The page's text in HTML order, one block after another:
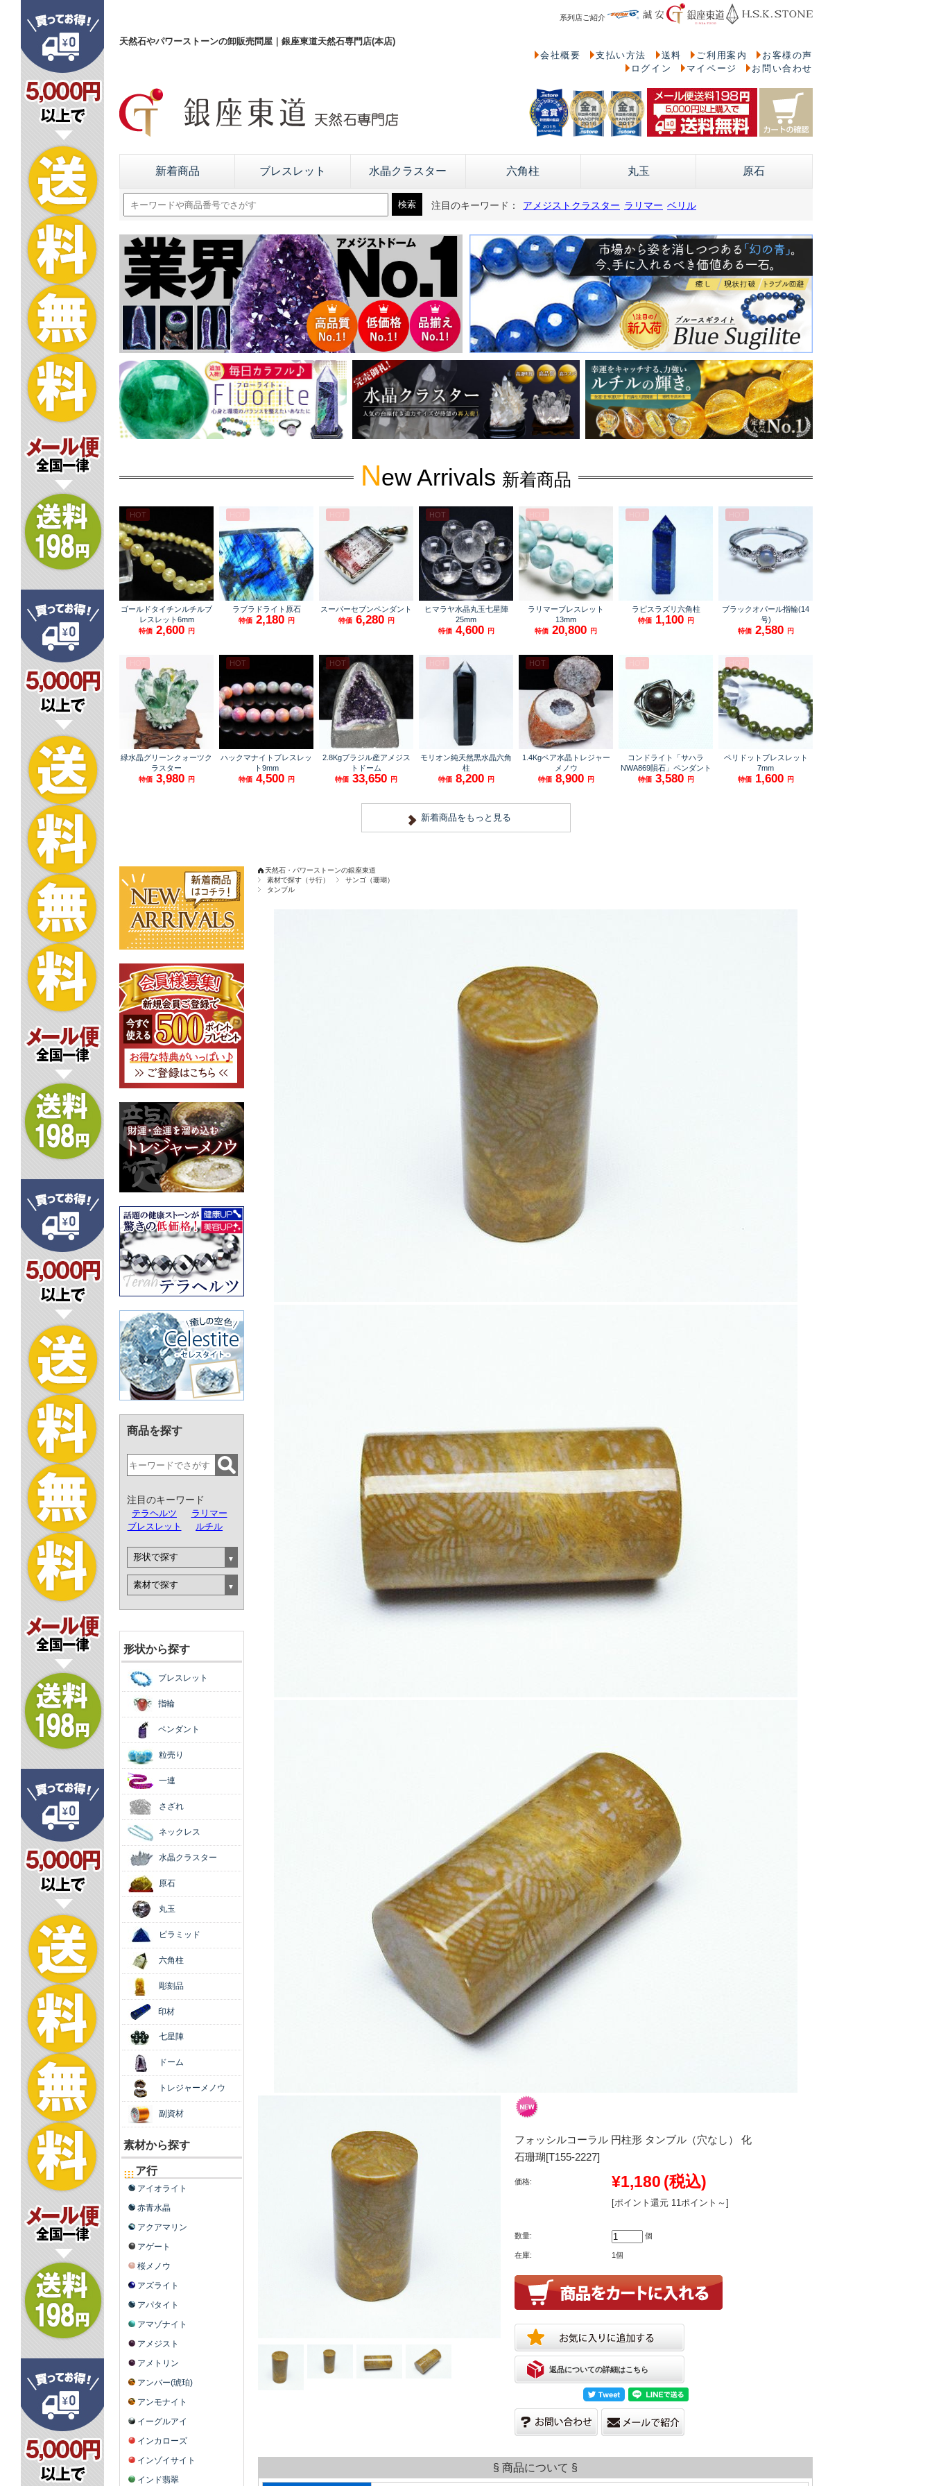
天然石やパワーストーンの卸販売問屋｜銀座東道天然石専門店(本店)
系列店ご紹介
会社概要 支払い方法 送料 ご利用案内
お客様の声
ログイン
マイページ お問い合わせ
新着商品 ブレスレット 水晶クラスター 六角柱 丸玉 原石
注目のキーワード： アメジストクラスター ラリマー ベリル
天然石・パワーストーンの銀座東道
素材で探す（サ行）
サンゴ（珊瑚）
タンブル
フォッシルコーラル 円柱形 タンブル（穴なし） 化
石珊瑚[T155-2227]
価格: ¥1,180 (税込)
[ポイント還元 11ポイント～]
数量: 個
在庫: 1個
返品についての詳細はこちら
§ 商品について §
商品を探す
注目のキーワード
テラヘルツ
ラリマー
ブレスレット
ルチル
形状から探す
ブレスレット
指輪
ペンダント
粒売り
一連
さざれ
ネックレス
水晶クラスター
原石
丸玉
ピラミッド
六角柱
彫刻品
印材
七星陣
ドーム
トレジャーメノウ
副資材
素材から探す
ア行
アイオライト
赤青水晶
アクアマリン
アゲート
桜メノウ
アズライト
アパタイト
アマゾナイト
アメジスト
アメトリン
アンバー(琥珀)
アンモナイト
イーグルアイ
インカローズ
インゾイサイト
インド翡翠